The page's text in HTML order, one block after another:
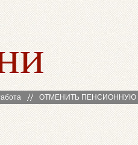
ОТМЕНИТЬ ПЕНСИОННУЮ